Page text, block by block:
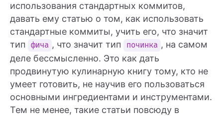
использования стандартных коммитов,
давать ему статью о том, как использовать
стандартные коммиты, учить его, что значит
тип
фича , что значит тип починка , на самом
деле бессмысленно. Это как дать
продвинутую кулинарную книгу тому, кто не
умеет готовить, не научив его пользоваться
основными ингредиентами и инструментами.
Тем не менее, такие статьи повсюду в